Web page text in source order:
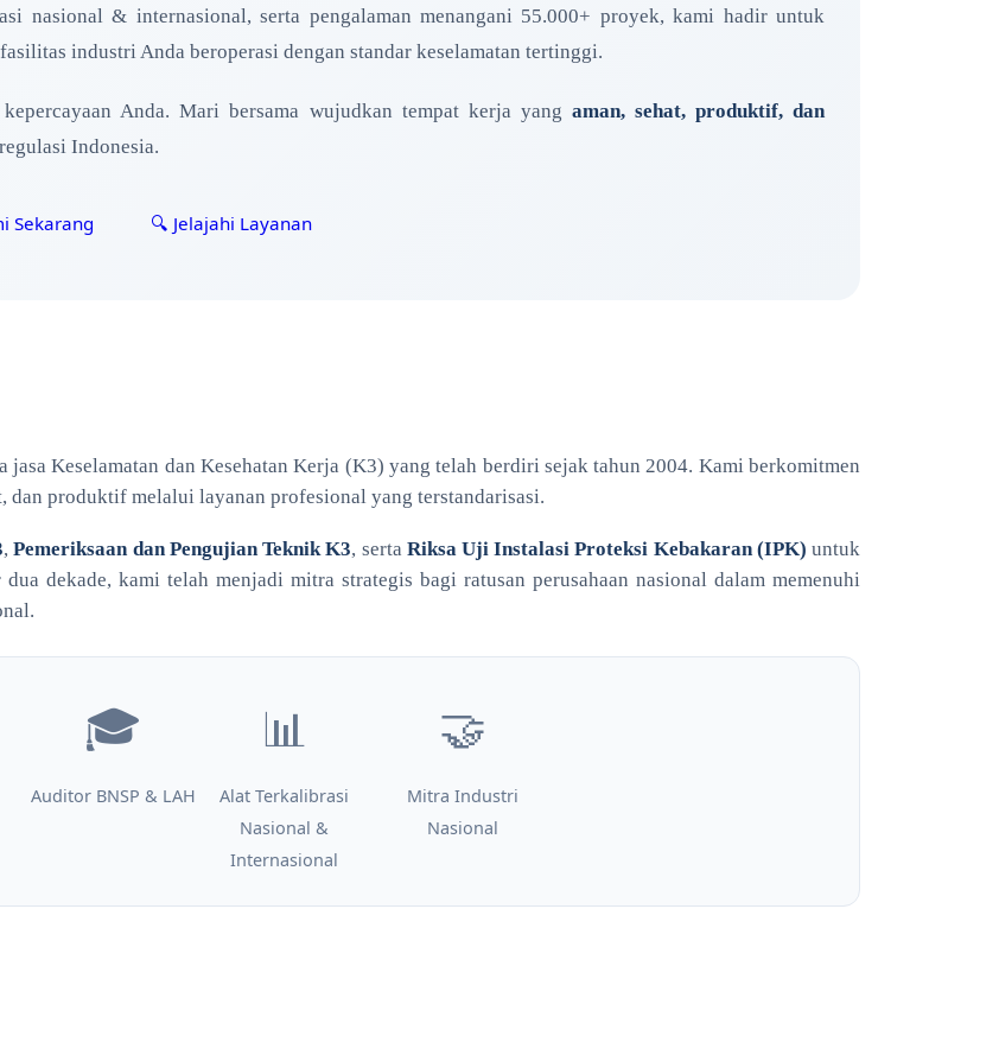
nasional & internasional, serta pengalaman menangani 55.000+ proyek, kami hadir untuk
industri Anda beroperasi dengan standar keselamatan tertinggi.
Anda. Mari bersama wujudkan tempat kerja yang aman, sehat, produktif, dan
Indonesia.
Sekarang 🔍 Jelajahi Layanan
jasa Keselamatan dan Kesehatan Kerja (K3) yang telah berdiri sejak tahun 2004. Kami berkomitmen
dan produktif melalui layanan profesional yang terstandarisasi.
,Pemeriksaan dan Pengujian Teknik K3, serta Riksa Uji Instalasi Proteksi Kebakaran (IPK) untuk
dekade, kami telah menjadi mitra strategis bagi ratusan perusahaan nasional dalam memenuhi
🎓
Auditor BNSP & LAH
📊
Alat Terkalibrasi
Nasional &
Internasional
🤝
Mitra Industri
Nasional